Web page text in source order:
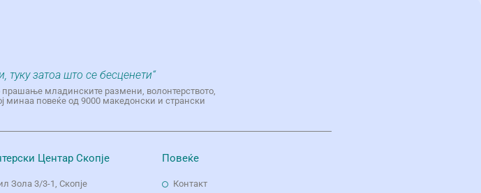
туку затоа што се бесценети“
младинските размени, волонтерството,
минаа повеќе од 9000 македонски и странски
Центар Скопје
Зола 3/3-1, Скопје
Повеќе
Контакт